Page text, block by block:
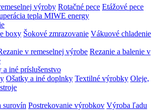
výroby Rotačné pece Etážové pece
tepla MIWE energy
boxy Šokové zmrazovanie Vákuové chladenie
v remeselnej výrobe Rezanie a balenie v
a iné príslušenstvo
Ošatky a iné doplnky Textilné výrobky Oleje,
surovín Postrekovanie výrobkov Výroba ľadu